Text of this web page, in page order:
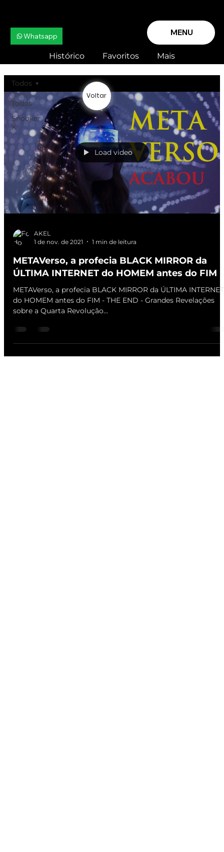
MENU
Whatsapp
Histórico Favoritos Mais
Todos
Snooker
X
Todos
Load video
AKEL
1 de nov. de 2021
1 min de leitura
METAVerso, a profecia BLACK MIRROR da
ÚLTIMA INTERNET do HOMEM antes do FIM
METAVerso, a profecia BLACK MIRROR da ÚLTIMA INTERNET
do HOMEM antes do FIM - THE END - Grandes Revelações
sobre a Quarta Revolução...
Voltar